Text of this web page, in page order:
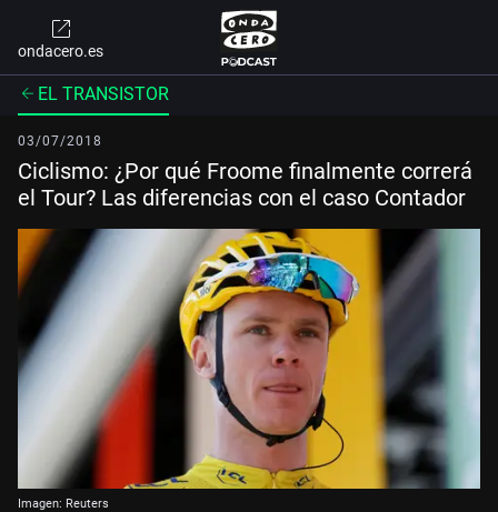
ondacero.es
EL TRANSISTOR
03/07/2018
Ciclismo: ¿Por qué Froome finalmente correrá
el Tour? Las diferencias con el caso Contador
Imagen: Reuters